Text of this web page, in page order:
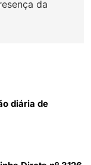
da
diária de